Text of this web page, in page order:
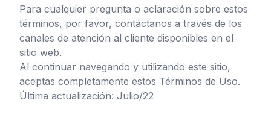
Para cualquier pregunta o aclaración sobre estos
términos, por favor, contáctanos a través de los
canales de atención al cliente disponibles en el
sitio web.
Al continuar navegando y utilizando este sitio,
aceptas completamente estos Términos de Uso.
Última actualización: Julio/22